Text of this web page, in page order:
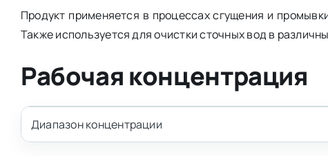
Продукт применяется в процессах сгущения и
Также используется для очистки сточных вод в
Рабочая концентрация
Диапазон концентрации